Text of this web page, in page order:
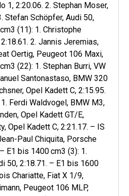
1, 2:20.06. 2. Stephan Moser,
Stefan Schöpfer, Audi 50,
(11): 1. Christophe
2. Jannis Jeremias,
Oertig, Peugeot 106 Maxi,
(22): 1. Stephan Burri, VW
Santonastaso, BMW 320
Opel Kadett C, 2:15.95.
Ferdi Waldvogel, BMW M3,
Opel Kadett GT/E,
Opel Kadett C, 2:21.17. – IS
Paul Chiquita, Porsche
E1 bis 1400 cm3 (3): 1.
50, 2:18.71. – E1 bis 1600
Chariatte, Fiat X 1/9,
Peugeot 106 MLP,